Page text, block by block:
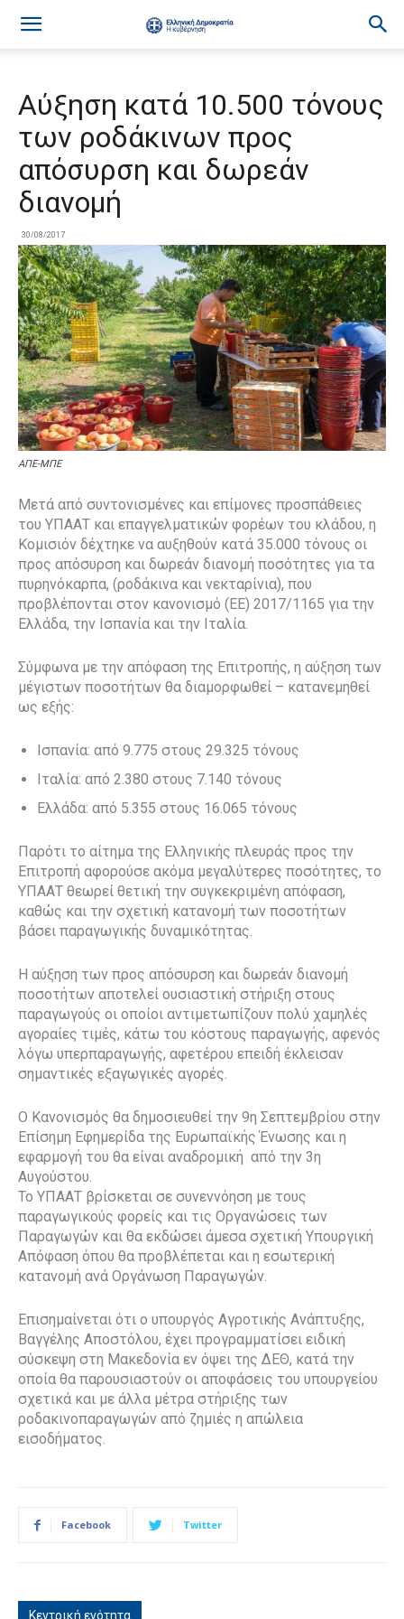
Αύξηση κατά 10.500 τόνους
των ροδάκινων προς
απόσυρση και δωρεάν
διανομή
30/08/2017
ΑΠΕ-ΜΠΕ
Μετά από συντονισμένες και επίμονες προσπάθειες
του ΥΠΑΑΤ και επαγγελματικών φορέων του κλάδου, η
Κομισιόν δέχτηκε να αυξηθούν κατά 35.000 τόνους οι
προς απόσυρση και δωρεάν διανομή ποσότητες για τα
πυρηνόκαρπα, (ροδάκινα και νεκταρίνια), που
προβλέπονται στον κανονισμό (ΕΕ) 2017/1165 για την
Ελλάδα, την Ισπανία και την Ιταλία.
Σύμφωνα με την απόφαση της Επιτροπής, η αύξηση των
μέγιστων ποσοτήτων θα διαμορφωθεί – κατανεμηθεί
ως εξής:
Ισπανία: από 9.775 στους 29.325 τόνους
Ιταλία: από 2.380 στους 7.140 τόνους
Ελλάδα: από 5.355 στους 16.065 τόνους
Παρότι το αίτημα της Ελληνικής πλευράς προς την
Επιτροπή αφορούσε ακόμα μεγαλύτερες ποσότητες, το
ΥΠΑΑΤ θεωρεί θετική την συγκεκριμένη απόφαση,
καθώς και την σχετική κατανομή των ποσοτήτων
βάσει παραγωγικής δυναμικότητας.
Η αύξηση των προς απόσυρση και δωρεάν διανομή
ποσοτήτων αποτελεί ουσιαστική στήριξη στους
παραγωγούς οι οποίοι αντιμετωπίζουν πολύ χαμηλές
αγοραίες τιμές, κάτω του κόστους παραγωγής, αφενός
λόγω υπερπαραγωγής, αφετέρου επειδή έκλεισαν
σημαντικές εξαγωγικές αγορές.
Ο Κανονισμός θα δημοσιευθεί την 9η Σεπτεμβρίου στην
Επίσημη Εφημερίδα της Ευρωπαϊκής Ένωσης και η
εφαρμογή του θα είναι αναδρομική από την 3η
Αυγούστου.
Το ΥΠΑΑΤ βρίσκεται σε συνεννόηση με τους
παραγωγικούς φορείς και τις Οργανώσεις των
Παραγωγών και θα εκδώσει άμεσα σχετική Υπουργική
Απόφαση όπου θα προβλέπεται και η εσωτερική
κατανομή ανά Οργάνωση Παραγωγών.
Επισημαίνεται ότι ο υπουργός Αγροτικής Ανάπτυξης,
Βαγγέλης Αποστόλου, έχει προγραμματίσει ειδική
σύσκεψη στη Μακεδονία εν όψει της ΔΕΘ, κατά την
οποία θα παρουσιαστούν οι αποφάσεις του υπουργείου
σχετικά και με άλλα μέτρα στήριξης των
ροδακινοπαραγωγών από ζημιές η απώλεια
εισοδήματος.
Facebook Twitter
Κεντρική ενότητα